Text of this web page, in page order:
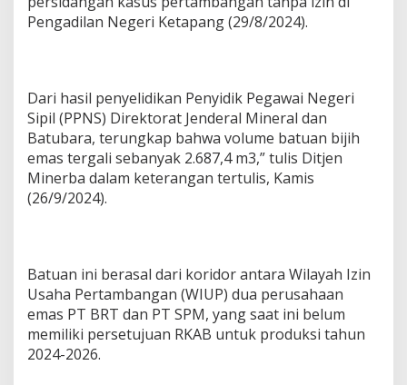
Pengadilan Negeri Ketapang (29/8/2024).
Dari hasil penyelidikan Penyidik Pegawai Negeri
Sipil (PPNS) Direktorat Jenderal Mineral dan
Batubara, terungkap bahwa volume batuan bijih
emas tergali sebanyak 2.687,4 m3,” tulis Ditjen
Minerba dalam keterangan tertulis, Kamis
(26/9/2024).
Batuan ini berasal dari koridor antara Wilayah Izin
Usaha Pertambangan (WIUP) dua perusahaan
emas PT BRT dan PT SPM, yang saat ini belum
memiliki persetujuan RKAB untuk produksi tahun
2024-2026.